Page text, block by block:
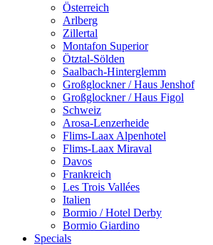
Österreich
Arlberg
Zillertal
Montafon Superior
Ötztal-Sölden
Saalbach-Hinterglemm
Großglockner / Haus Jenshof
Großglockner / Haus Figol
Schweiz
Arosa-Lenzerheide
Flims-Laax Alpenhotel
Flims-Laax Miraval
Davos
Frankreich
Les Trois Vallées
Italien
Bormio / Hotel Derby
Bormio Giardino
Specials